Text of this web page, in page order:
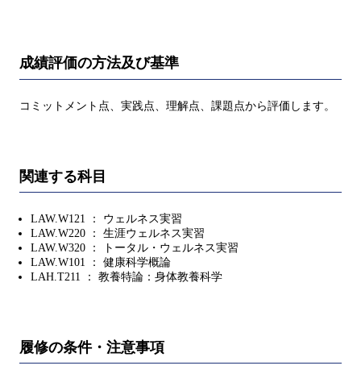
成績評価の方法及び基準
コミットメント点、実践点、理解点、課題点から評価します。
関連する科目
LAW.W121 ： ウェルネス実習
LAW.W220 ： 生涯ウェルネス実習
LAW.W320 ： トータル・ウェルネス実習
LAW.W101 ： 健康科学概論
LAH.T211 ： 教養特論：身体教養科学
履修の条件・注意事項